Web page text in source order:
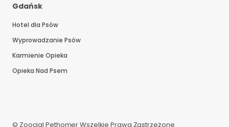
Gdańsk
Hotel dla Psów
Wyprowadzanie Psów
Karmienie Opieka
Opieka Nad Psem
© Zoocial Pethomer Wszelkie Prawa Zastrzeżone